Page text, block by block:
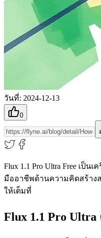
วันที่: 2024-12-13
0
Flux 1.1 Pro Ultra Free เ
มืออาชีพด้านความคิดสร้าง
ให้เต็มที่
Flux 1.1 Pro Ultra